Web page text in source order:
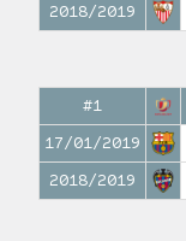
2018/2019
#1
17/01/2019
2018/2019